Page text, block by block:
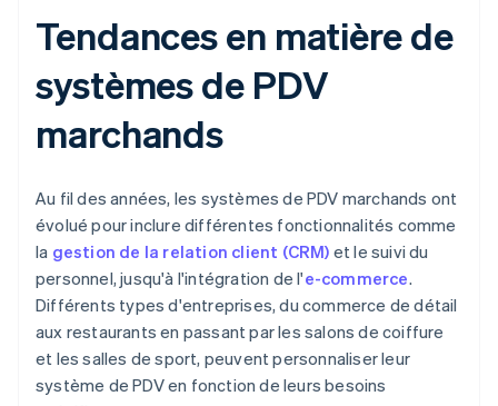
Tendances en matière de
systèmes de PDV
marchands
Au fil des années, les systèmes de PDV marchands ont
évolué pour inclure différentes fonctionnalités comme
la gestion de la relation client (CRM) et le suivi du
personnel, jusqu'à l'intégration de l'e-commerce.
Différents types d'entreprises, du commerce de détail
aux restaurants en passant par les salons de coiffure
et les salles de sport, peuvent personnaliser leur
système de PDV en fonction de leurs besoins